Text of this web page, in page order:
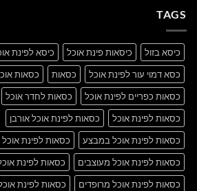
TAGS
כיסא בזול כיסאות פינת אוכל
כיסא לפינת
כסא דמוי עור לפינת אוכל
כסאות
כסאות
כסאות כפריים לפינת אוכל
כסאות לחדר אוכל
כסאות לפינת אוכל
כסאות לפינת אוכל אורבן
כסאות לפינת אוכל במבצע
כסאות לפינת אוכל
כסאות לפינת אוכל מעוצבים
כסאות לפינת
כסאות לפינת אוכל מרופדים
כסאות לפינת